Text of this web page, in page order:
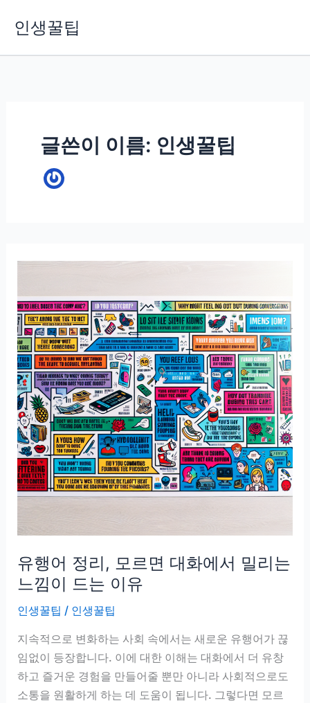
인생꿀팁
글쓴이 이름: 인생꿀팁
유행어 정리, 모르면 대화에서 밀리는
느낌이 드는 이유
인생꿀팁 / 인생꿀팁
지속적으로 변화하는 사회 속에서는 새로운 유행어가 끊
임없이 등장합니다. 이에 대한 이해는 대화에서 더 유창
하고 즐거운 경험을 만들어줄 뿐만 아니라 사회적으로도
소통을 원활하게 하는 데 도움이 됩니다. 그렇다면 모르